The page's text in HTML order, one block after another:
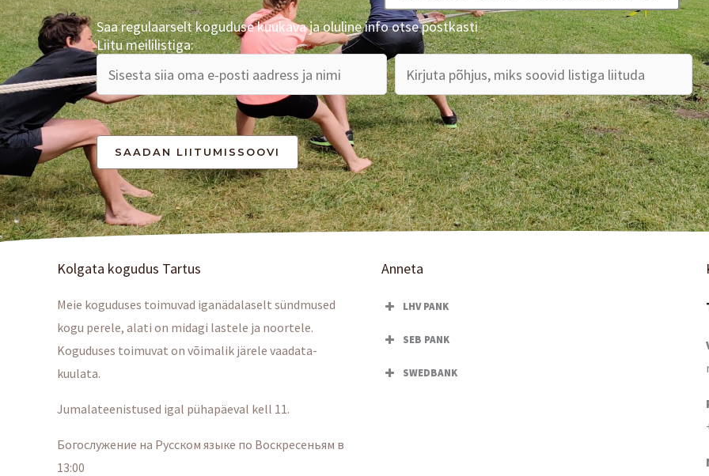
Saa regulaarselt koguduse kuukava ja oluline info otse postkasti
Liitu meililistiga:
Kolgata kogudus Tartus
Meie koguduses toimuvad iganädalaselt sündmused
kogu perele, alati on midagi lastele ja noortele.
Koguduses toimuvat on võimalik järele vaadata-
kuulata.
Jumalateenistused igal pühapäeval kell 11.
Богослужение на Русском языке по Воскресеньям в
13:00
Anneta
LHV PANK
SEB PANK
SWEDBANK